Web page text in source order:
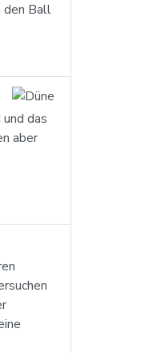
den Ball
das
aber